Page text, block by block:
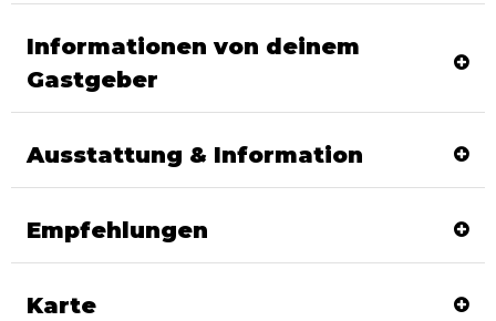
Informationen von deinem
Gastgeber
Ausstattung & Information
Empfehlungen
Karte